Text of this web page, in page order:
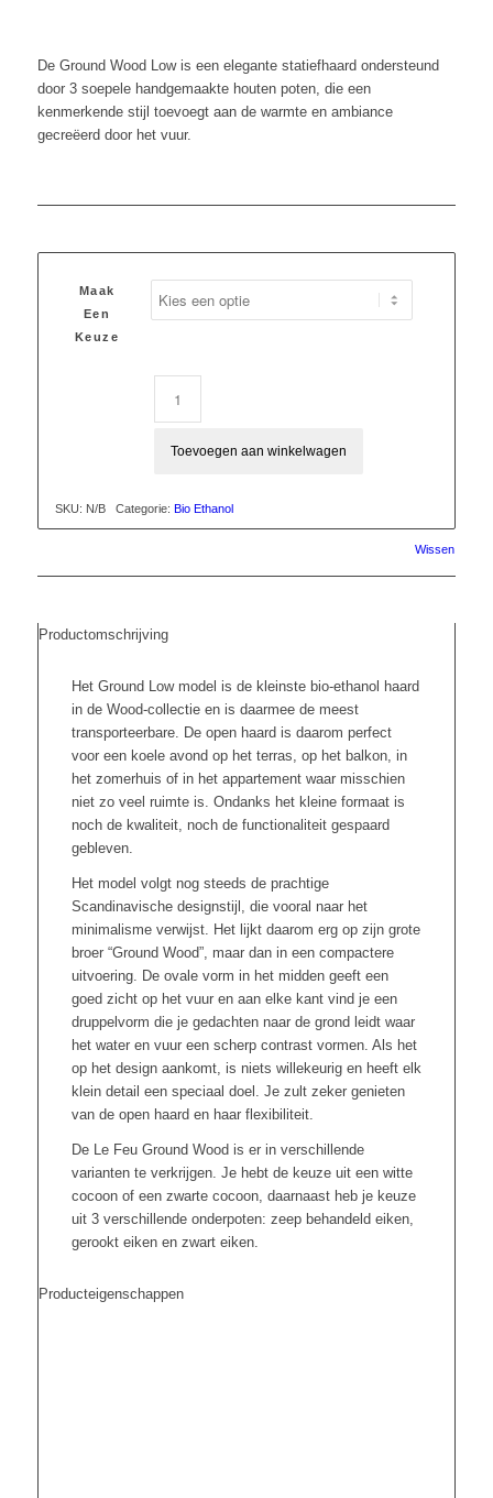
De Ground Wood Low is een elegante statiefhaard ondersteund
door 3 soepele handgemaakte houten poten, die een
kenmerkende stijl toevoegt aan de warmte en ambiance
gecreëerd door het vuur.
Maak
Een
Keuze
Wissen
Toevoegen aan winkelwagen
SKU: N/B Categorie: Bio Ethanol
Productomschrijving
Het Ground Low model is de kleinste bio-ethanol haard
in de Wood-collectie en is daarmee de meest
transporteerbare. De open haard is daarom perfect
voor een koele avond op het terras, op het balkon, in
het zomerhuis of in het appartement waar misschien
niet zo veel ruimte is. Ondanks het kleine formaat is
noch de kwaliteit, noch de functionaliteit gespaard
gebleven.
Het model volgt nog steeds de prachtige
Scandinavische designstijl, die vooral naar het
minimalisme verwijst. Het lijkt daarom erg op zijn grote
broer “Ground Wood”, maar dan in een compactere
uitvoering. De ovale vorm in het midden geeft een
goed zicht op het vuur en aan elke kant vind je een
druppelvorm die je gedachten naar de grond leidt waar
het water en vuur een scherp contrast vormen. Als het
op het design aankomt, is niets willekeurig en heeft elk
klein detail een speciaal doel. Je zult zeker genieten
van de open haard en haar flexibiliteit.
De Le Feu Ground Wood is er in verschillende
varianten te verkrijgen. Je hebt de keuze uit een witte
cocoon of een zwarte cocoon, daarnaast heb je keuze
uit 3 verschillende onderpoten: zeep behandeld eiken,
gerookt eiken en zwart eiken.
Producteigenschappen